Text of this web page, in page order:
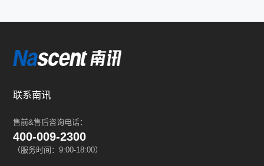
联系南讯
售前&售后咨询电话：
400-009-2300
（服务时间：9:00-18:00）